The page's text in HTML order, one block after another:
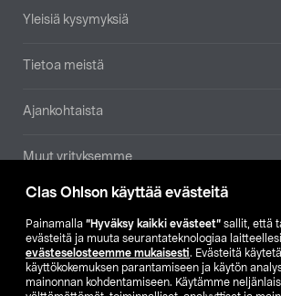
Clas Ohlson käyttää evästeitä
Painamalla ”Hyväksy kaikki evästeet” sallit, että
evästeitä ja muuta seurantateknologiaa laitteellesi
evästeselosteemme mukaisesti. Evästeitä
käyttökokemuksen parantamiseen ja käytön
mainonnan kohdentamiseen. Käytämme
Yleisiä kysymyksiä
Tietoa meistä
Ajankohtaista
Muut yrityksemme
Etsi myymälä
SE NO FI
FI SV